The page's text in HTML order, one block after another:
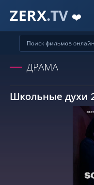
ZERX.TV ❤️
ДРАМА
Школьные духи